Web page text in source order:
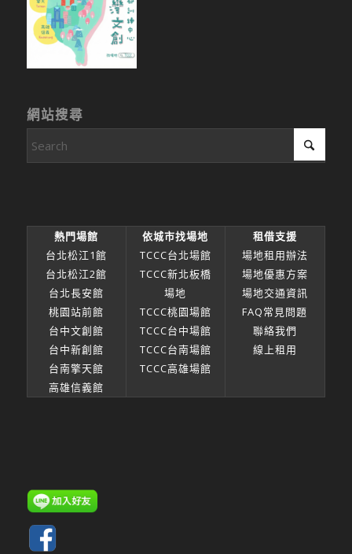
網站搜尋
熱門場館
台北松江1館
台北松江2館
台北長安館
桃園站前館
台中文創館
台中新創館
台南擎天館
高雄信義館
依城市找場地
TCCC台北場館
TCCC新北板橋
場地
TCCC桃園場館
TCCC台中場館
TCCC台南場館
TCCC高雄場館
租借支援
場地租用辦法
場地優惠方案
場地交通資訊
FAQ常見問題
聯絡我們
線上租用